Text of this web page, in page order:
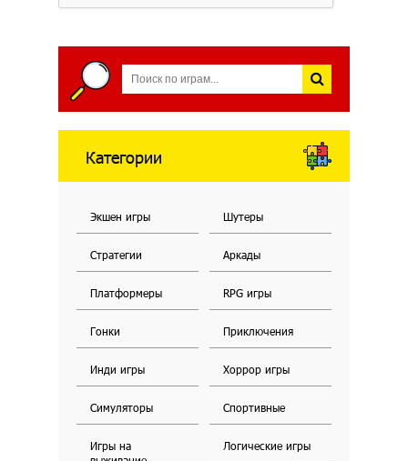
Категории
Экшен игры Шутеры
Стратегии Аркады
Платформеры RPG игры
Гонки Приключения
Инди игры Хоррор игры
Симуляторы Спортивные
Игры на
Логические игры